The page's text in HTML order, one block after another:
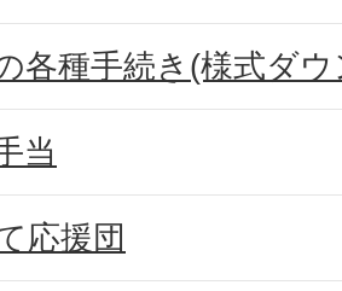
各種手続き(様式ダ
当
応援団